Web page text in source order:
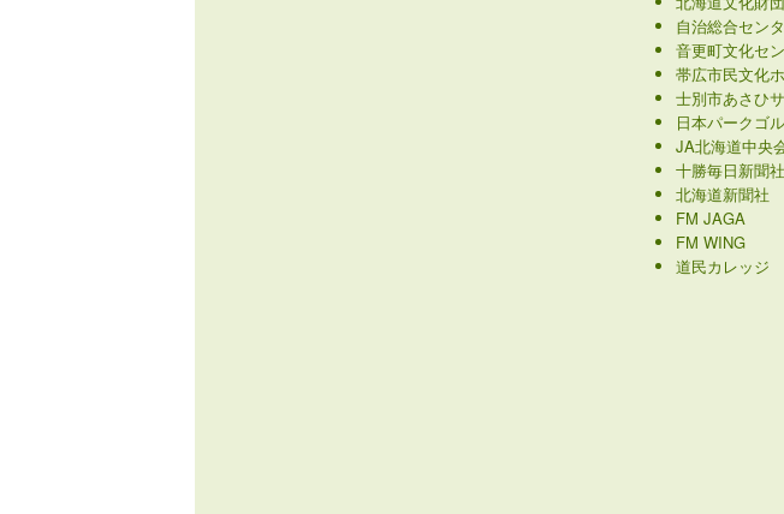
北海道文化財団
自治総合セン
音更町文化セ
帯広市民文化
士別市あさひ
日本パークゴ
JA北海道中央
十勝毎日新聞社
北海道新聞社
FM JAGA
FM WING
道民カレッジ